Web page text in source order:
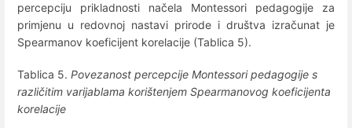
percepciju prikladnosti načela Montessori pedagogije za
primjenu u redovnoj nastavi prirode i društva izračunat je
Spearmanov koeficijent korelacije (Tablica 5).
Tablica 5. Povezanost percepcije Montessori pedagogije s
različitim varijablama korištenjem Spearmanovog koeficijenta
korelacije